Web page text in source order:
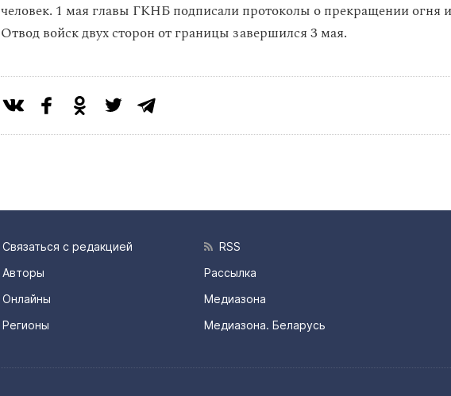
человек. 1 мая главы ГКНБ подписали протоколы о прекращении огня
Отвод войск двух сторон от границы завершился 3 мая.
Связаться с редакцией
Авторы
Онлайны
Регионы
RSS
Рассылка
Медиазона
Медиазона. Беларусь